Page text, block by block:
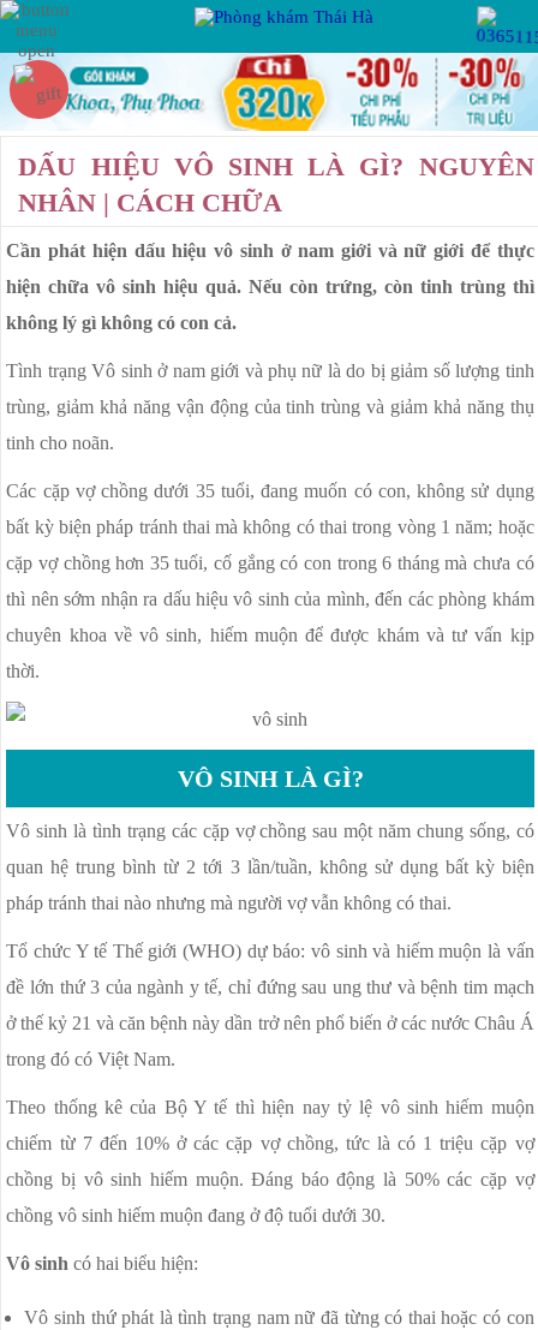
Hotline: Miễn phí tư vấn
PHỤ KHOA
VIÊM PHỤ KHOA
VIÊM VÙNG CHẬU
VIÊM ỐNG DẪN TRỨNG
VIÊM BUỒNG TRỨNG
U XƠ CỔ TỬ CUNG
KHÍ HƯ BẤT THƯỜNG
NGỨA ÂM ĐẠO
PHÒNG KHÁM PHỤ KHOA
BỆNH XÃ HỘI
GIA ĐÌNH
DẤU HIỆU VÔ SINH LÀ GÌ? NGUYÊN
NHÂN | CÁCH CHỮA
Cần phát hiện dấu hiệu vô sinh ở nam giới và nữ giới để thực
hiện chữa vô sinh hiệu quả. Nếu còn trứng, còn tinh trùng thì
không lý gì không có con cả.
Tình trạng Vô sinh ở nam giới và phụ nữ là do bị giảm số lượng tinh
trùng, giảm khả năng vận động của tinh trùng và giảm khả năng thụ
tinh cho noãn.
Các cặp vợ chồng dưới 35 tuổi, đang muốn có con, không sử dụng
bất kỳ biện pháp tránh thai mà không có thai trong vòng 1 năm; hoặc
cặp vợ chồng hơn 35 tuổi, cố gắng có con trong 6 tháng mà chưa có
thì nên sớm nhận ra dấu hiệu vô sinh của mình, đến các phòng khám
chuyên khoa về vô sinh, hiếm muộn để được khám và tư vấn kịp
thời.
VÔ SINH LÀ GÌ?
Vô sinh là tình trạng các cặp vợ chồng sau một năm chung sống, có
quan hệ trung bình từ 2 tới 3 lần/tuần, không sử dụng bất kỳ biện
pháp tránh thai nào nhưng mà người vợ vẫn không có thai.
Tổ chức Y tế Thế giới (WHO) dự báo: vô sinh và hiếm muộn là vấn
đề lớn thứ 3 của ngành y tế, chỉ đứng sau ung thư và bệnh tim mạch
ở thế kỷ 21 và căn bệnh này dần trở nên phổ biến ở các nước Châu Á
trong đó có Việt Nam.
Theo thống kê của Bộ Y tế thì hiện nay tỷ lệ vô sinh hiếm muộn
chiếm từ 7 đến 10% ở các cặp vợ chồng, tức là có 1 triệu cặp vợ
chồng bị vô sinh hiếm muộn. Đáng báo động là 50% các cặp vợ
chồng vô sinh hiếm muộn đang ở độ tuổi dưới 30.
Vô sinh có hai biểu hiện:
Vô sinh thứ phát là tình trạng nam nữ đã từng có thai hoặc có con